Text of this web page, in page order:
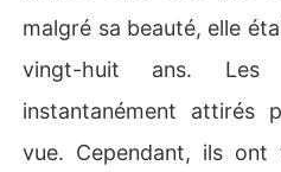
malgré sa beauté, elle
vingt-huit ans.
instantanément attirés
vue. Cependant, ils